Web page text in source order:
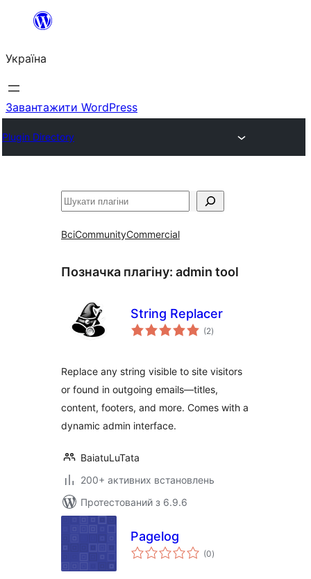
Перейти
вмісту
Україна
Завантажити WordPress
Plugin Directory
Пошук
ВсіCommunityCommercial
Позначка плагіну: admin tool
String Replacer
(2загальний
рейтинг
)
Replace any string visible to site visitors
or found in outgoing emails—titles,
content, footers, and more. Comes with a
dynamic admin interface.
BaiatuLuTata
200+ активних встановлень
Протестований з 6.9.6
Pagelog
(0загальний
рейтинг
)